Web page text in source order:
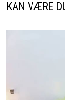
KAN VÆRE